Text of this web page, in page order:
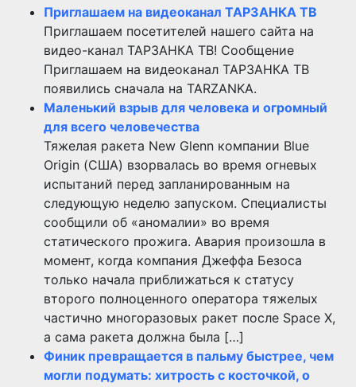
Приглашаем на видеоканал ТАРЗАНКА ТВ
Приглашаем посетителей нашего сайта на
видео-канал ТАРЗАНКА ТВ! Сообщение
Приглашаем на видеоканал ТАРЗАНКА ТВ
появились сначала на TARZANKA.
Маленький взрыв для человека и огромный
для всего человечества
Тяжелая ракета New Glenn компании Blue
Origin (США) взорвалась во время огневых
испытаний перед запланированным на
следующую неделю запуском. Специалисты
сообщили об «аномалии» во время
статического прожига. Авария произошла в
момент, когда компания Джеффа Безоса
только начала приближаться к статусу
второго полноценного оператора тяжелых
частично многоразовых ракет после Space X,
а сама ракета должна была […]
Финик превращается в пальму быстрее, чем
могли подумать: хитрость с косточкой, о